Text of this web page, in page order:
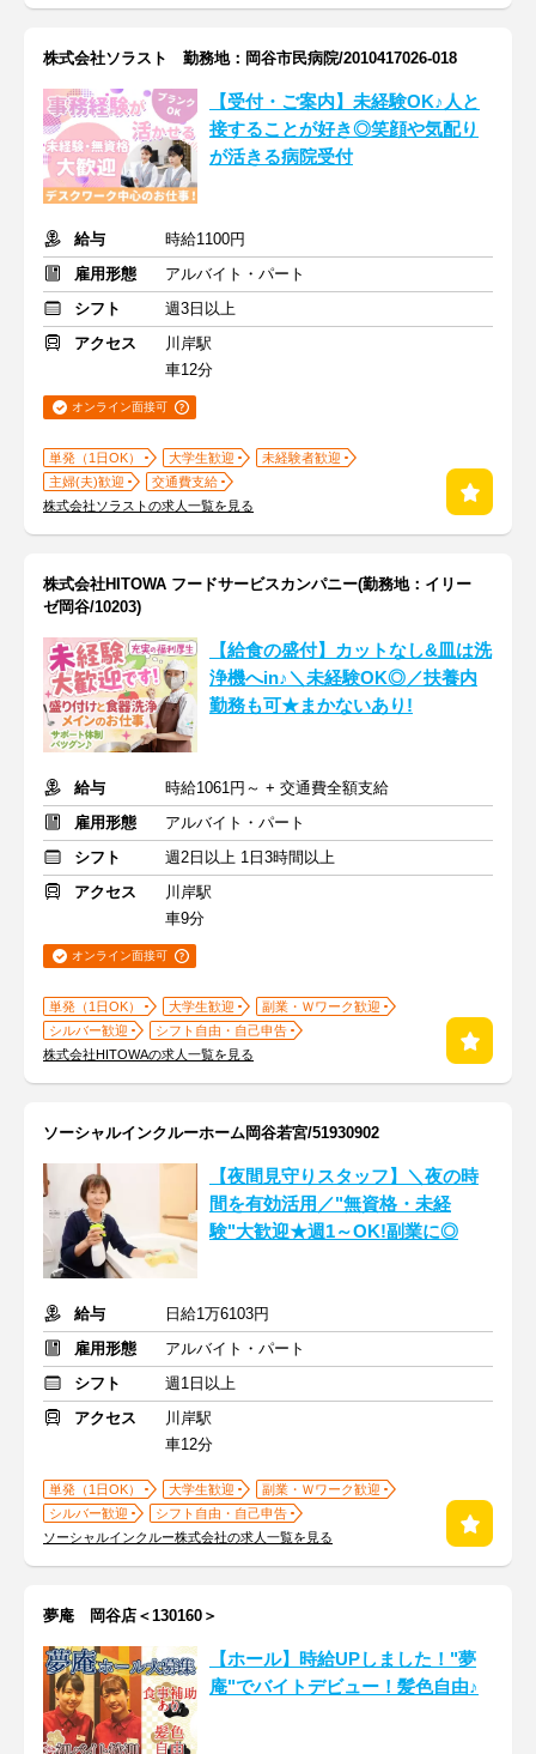
株式会社ソラスト 勤務地：岡谷市民病院/2010417026-018
【受付・ご案内】未経験OK♪人と
接することが好き◎笑顔や気配り
が活きる病院受付
給与
時給1100円
雇用形態
アルバイト・パート
シフト
週3日以上
アクセス
川岸駅
車12分
オンライン面接可
単発（1日OK） 大学生歓迎
未経験者歓迎
主婦(夫)歓迎
交通費支給
株式会社ソラストの求人一覧を見る
株式会社HITOWA フードサービスカンパニー(勤務地：イリー
ゼ岡谷/10203)
【給食の盛付】カットなし&皿は洗
浄機へin♪＼未経験OK◎／扶養内
勤務も可★まかないあり!
給与
時給1061円～ + 交通費全額支給
雇用形態
アルバイト・パート
シフト
週2日以上 1日3時間以上
アクセス
川岸駅
車9分
オンライン面接可
単発（1日OK） 大学生歓迎
副業・Ｗワーク歓迎
シルバー歓迎
シフト自由・自己申告
株式会社HITOWAの求人一覧を見る
ソーシャルインクルーホーム岡谷若宮/51930902
【夜間見守りスタッフ】＼夜の時
間を有効活用／"無資格・未経
験"大歓迎★週1～OK!副業に◎
給与
日給1万6103円
雇用形態
アルバイト・パート
シフト
週1日以上
アクセス
川岸駅
車12分
単発（1日OK） 大学生歓迎
副業・Ｗワーク歓迎
シルバー歓迎
シフト自由・自己申告
ソーシャルインクルー株式会社の求人一覧を見る
夢庵 岡谷店＜130160＞
【ホール】時給UPしました！"夢
庵"でバイトデビュー！髪色自由♪